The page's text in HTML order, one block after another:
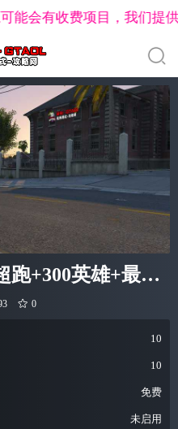
费项目，我们提供最优
局建立工具 GTA洛圣都兴趣
务 合约系列任务 公寓任
岛分红查询 公寓任务分红查
跑+300英雄+最强
0
10
10
免费
未启用